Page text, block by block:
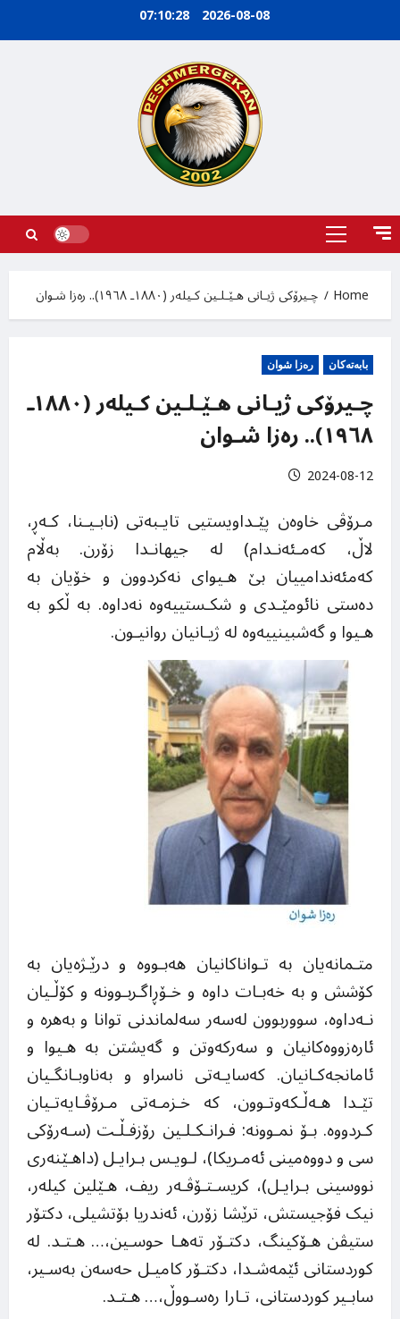
2026-08-08
07:10:29
Primary
Home
چـیرۆکی ژیـانی هـێـلـین کـیلەر (١٨٨٠ـ ١٩٦٨).. رەزا شـوان
بابه‌ته‌کان رەزا شوان
چـیرۆکی ژیـانی هـێـلـین کـیلەر (١٨٨٠ـ
١٩٦٨).. رەزا شـوان
2024-08-12
مـرۆڤی خاوەن پێـداویستیی تایـبەتی (نابـیـنا، کـەڕ،
لاڵ، کەمـئەنـدام) لە جیهانـدا زۆرن. بەڵام
کەمئەندامییان بێ هـیوای نەکردوون و خۆیان بە
دەستی نائومێـدی و شکـستییەوە نەداوە. بە ڵکو بە
هـیوا و گەشبینییەوە لە ژیـانیان روانیـون.
متـمانەیان بە تـواناکانیان هەبـووە و درێـژەیان بە
کۆشش و بە خەبـات داوە و خـۆڕاگـربـوونە و کۆڵـیان
نـەداوە، سووربوون لەسەر سەلماندنی توانا و بەهرە و
ئارەزووەکانیان و سەرکەوتن و گەیشتن بە هـیوا و
ئامانجەکـانیان. کەسایـەتی ناسراو و بەناوبـانگـیان
تێـدا هـەڵـکەوتـوون، کە خـزمـەتی مـرۆڤـایەتـیان
کـردووە. بـۆ نمـوونە: فـرانـکـلـین رۆزفـڵـت (سـەرۆکی
سی و دووەمینی ئەمـریکا)، لـویـس بـرایـل (داهـێنەری
نووسینی بـرایـل)، کریسـتـۆڤـەر ریف، هـێلین کیلەر،
نیک فۆجیستش، ترێشا زۆرن، ئەندریا بۆتشیلی، دکتۆر
ستیڤن هـۆکینگ، دکتـۆر تەهـا حوسـین،… هـتـد. لە
کوردستانی ئێمەشـدا، دکتـۆر کامیـل حەسەن بەسـیر،
سابـیر کوردستانی، تـارا رەسـووڵ،… هـتـد.